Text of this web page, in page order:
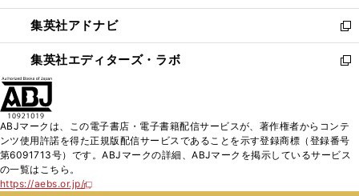
開
く
ウ
で
開
く
ン
ド
ウ
で
ウ
ィ
ン
ド
く
集英社アドナビ
新
し
い
ド
ウ
で
集英社エディターズ・ラボ
新
ィ
ン
ABJマークは、この電子書店・電子書籍配信サービスが、著作権者からコンテ
ンツ使用許諾を得た正規版配信サービスであることを示す登録商標（登録番号
第6091713号）です。ABJマークの詳細、ABJマークを掲示しているサービス
の一覧はこちら。
https://aebs.or.jp/
新